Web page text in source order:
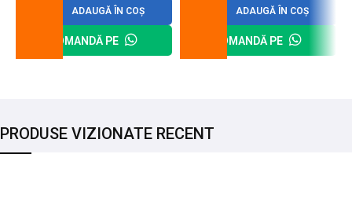
ADAUGĂ ÎN COȘ
COMANDĂ PE
ADAUGĂ ÎN COȘ
COMANDĂ PE
PRODUSE VIZIONATE RECENT